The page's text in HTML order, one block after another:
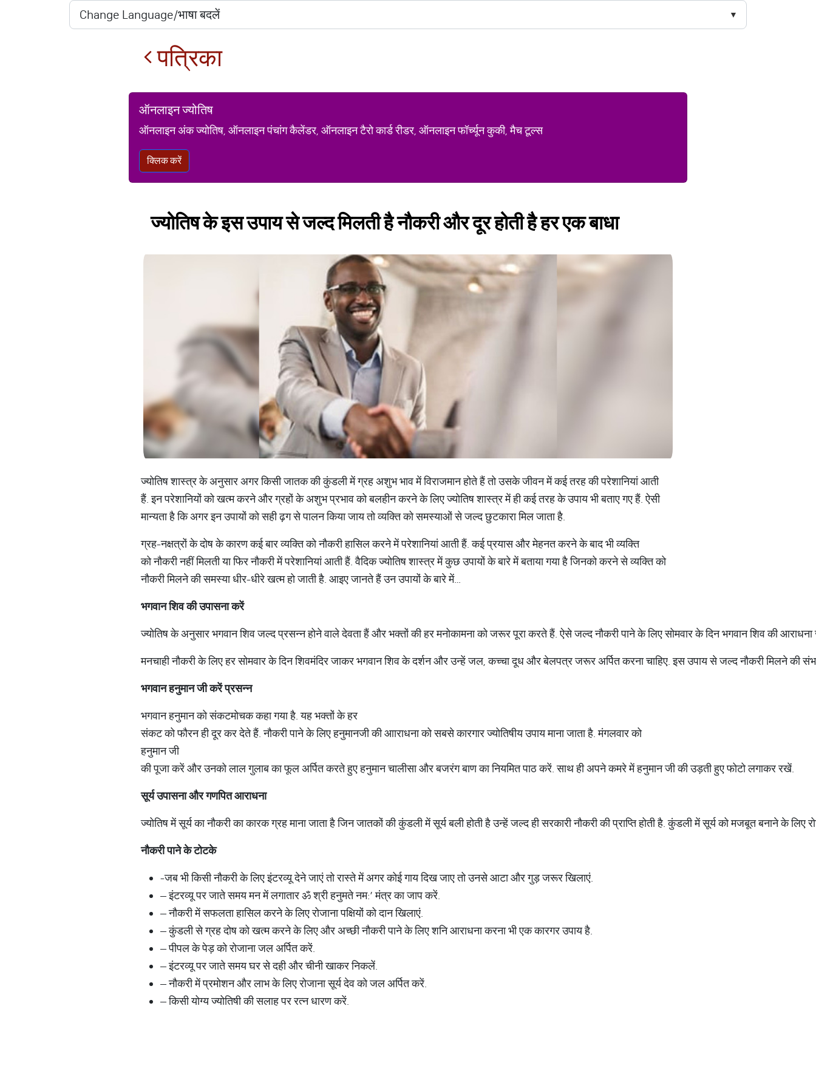
पत्रिका
ऑनलाइन ज्योतिष
ऑनलाइन अंक ज्योतिष, ऑनलाइन पंचांग कैलेंडर, ऑनलाइन टैरो कार्ड रीडर, ऑनलाइन फॉर्च्यून कुकी, मैच टूल्स
क्लिक करें
ज्योतिष के इस उपाय से जल्द मिलती है नौकरी और दूर होती है हर एक बाधा
ज्योतिष शास्त्र के अनुसार अगर किसी जातक की कुंडली में ग्रह अशुभ भाव में विराजमान होते हैं तो उसके जीवन में कई तरह की परेशानियां आती
हैं. इन परेशानियों को खत्म करने और ग्रहों के अशुभ प्रभाव को बलहीन करने के लिए ज्योतिष शास्त्र में ही कई तरह के उपाय भी बताए गए हैं. ऐसी
मान्यता है कि अगर इन उपायों को सही ढ़ग से पालन किया जाय तो व्यक्ति को समस्याओं से जल्द छुटकारा मिल जाता है.
ग्रह-नक्षत्रों के दोष के कारण कई बार व्यक्ति को नौकरी हासिल करने में परेशानियां आती हैं. कई प्रयास और मेहनत करने के बाद भी व्यक्ति
को नौकरी नहीं मिलती या फिर नौकरी में परेशानियां आती हैं. वैदिक ज्योतिष शास्त्र में कुछ उपायों के बारे में बताया गया है जिनको करने से व्यक्ति को
नौकरी मिलने की समस्या धीर-धीरे खत्म हो जाती है. आइए जानते हैं उन उपायों के बारे में…
भगवान शिव की उपासना करें
ज्योतिष के अनुसार भगवान शिव जल्द प्रसन्न होने वाले देवता हैं और भक्तों की हर मनोकामना को जरूर पूरा करते हैं. ऐसे जल्द नौकरी पाने के लिए सोमवार के दिन भगवान शिव की
मनचाही नौकरी के लिए हर सोमवार के दिन शिवमंदिर जाकर भगवान शिव के दर्शन और उन्हें जल, कच्चा दूध और बेलपत्र जरूर अर्पित करना चाहिए. इस उपाय से जल्द नौकरी मिलने की
भगवान हनुमान जी करें प्रसन्न
भगवान हनुमान को संकटमोचक कहा गया है. यह भक्तों के हर
संकट को फौरन ही दूर कर देते हैं. नौकरी पाने के लिए हनुमानजी की आाराधना को सबसे कारगार ज्योतिषीय उपाय माना जाता है. मंगलवार को
हनुमान जी
की पूजा करें और उनको लाल गुलाब का फूल अर्पित करते हुए हनुमान चालीसा और बजरंग बाण का नियमित पाठ करें. साथ ही अपने कमरे में हनुमान जी की उड़ती हुए फोटो लगाकर रखें.
सूर्य उपासना और गणपित आराधना
ज्योतिष में सूर्य का नौकरी का कारक ग्रह माना जाता है जिन जातकों की कुंडली में सूर्य बली होती है उन्हें जल्द ही सरकारी नौकरी की प्राप्ति होती है. कुंडली में सूर्य को मजबूत
नौकरी पाने के टोटके
-जब भी किसी नौकरी के लिए इंटरव्यू देने जाएं तो रास्ते में अगर कोई गाय दिख जाए तो उनसे आटा और गुड़ जरूर खिलाएं.
– इंटरव्यू पर जाते समय मन में लगातार ॐ श्री हनुमते नम:’ मंत्र का जाप करें.
– नौकरी में सफलता हासिल करने के लिए रोजाना पक्षियों को दान खिलाएं.
– कुंडली से ग्रह दोष को खत्म करने के लिए और अच्छी नौकरी पाने के लिए शनि आराधना करना भी एक कारगर उपाय है.
– पीपल के पेड़ को रोजाना जल अर्पित करें.
– इंटरव्यू पर जाते समय घर से दही और चीनी खाकर निकलें.
– नौकरी में प्रमोशन और लाभ के लिए रोजाना सूर्य देव को जल अर्पित करें.
– किसी योग्य ज्योतिषी की सलाह पर रत्न धारण करें.